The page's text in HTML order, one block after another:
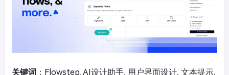
关键词 ：Flowstep, AI设计助手, 用户界面设计, 文本提示,